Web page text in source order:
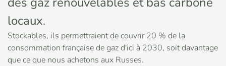
locaux.
Stockables, ils permettraient de couvrir 20 % de la
consommation française de gaz d'ici à 2030, soit davantage
que ce que nous achetons aux Russes.